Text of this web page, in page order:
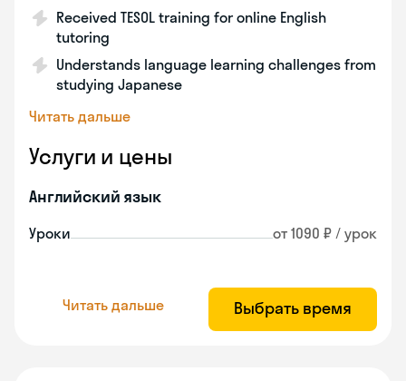
Received TESOL training for online English
tutoring
Understands language learning challenges from
studying Japanese
Читать дальше
Услуги и цены
Английский язык
Уроки от 1090 ₽ / урок
Читать дальше Выбрать время